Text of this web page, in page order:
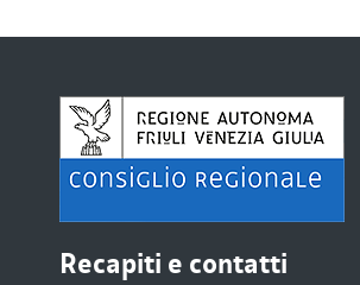
Recapiti e contatti